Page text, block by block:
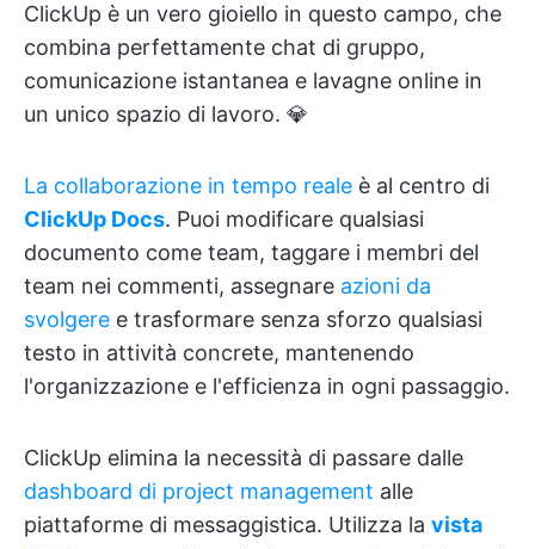
ClickUp è un vero gioiello in questo campo, che
combina perfettamente chat di gruppo,
comunicazione istantanea e lavagne online in
un unico spazio di lavoro. 💎
La collaborazione in tempo reale è al centro di
ClickUp Docs. Puoi modificare qualsiasi
documento come team, taggare i membri del
team nei commenti, assegnare azioni da
svolgere e trasformare senza sforzo qualsiasi
testo in attività concrete, mantenendo
l'organizzazione e l'efficienza in ogni passaggio.
ClickUp elimina la necessità di passare dalle
dashboard di project management alle
piattaforme di messaggistica. Utilizza la vista